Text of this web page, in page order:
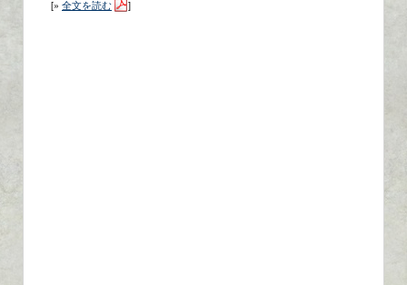
[» 全文を読む ]